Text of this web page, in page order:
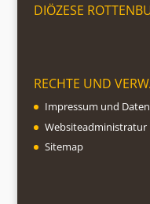
DIÖZESE
RECHTE UND
Impressum und
Websiteadministratur
Sitemap